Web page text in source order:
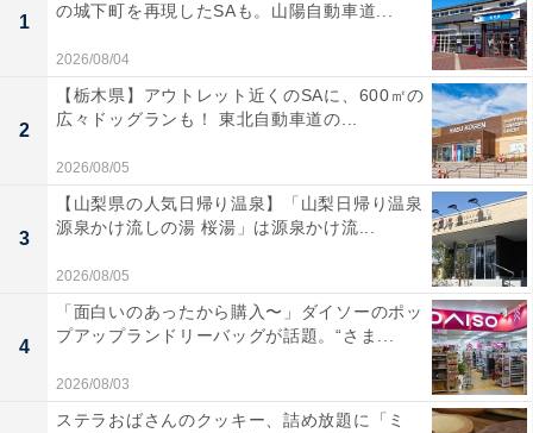
1
の城下町を再現したSAも。山陽自動車道...
2026/08/04
2
【栃木県】アウトレット近くのSAに、600㎡の
広々ドッグランも！ 東北自動車道の...
2026/08/05
3
【山梨県の人気日帰り温泉】「山梨日帰り温泉
源泉かけ流しの湯 桜湯」は源泉かけ流...
2026/08/05
4
「面白いのあったから購入〜」ダイソーのポッ
プアップランドリーバッグが話題。“さま...
2026/08/03
ステラおばさんのクッキー、詰め放題に「ミ